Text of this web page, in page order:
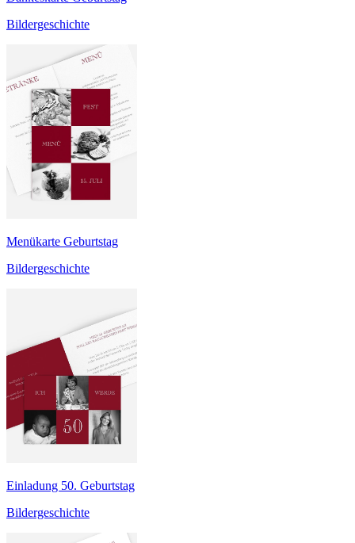
Bildergeschichte
Menükarte Geburtstag
Bildergeschichte
Einladung 50. Geburtstag
Bildergeschichte